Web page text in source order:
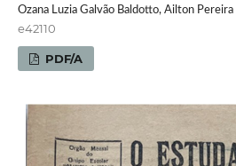
Ozana Luzia Galvão Baldotto, Ailton
e42110
PDF/A